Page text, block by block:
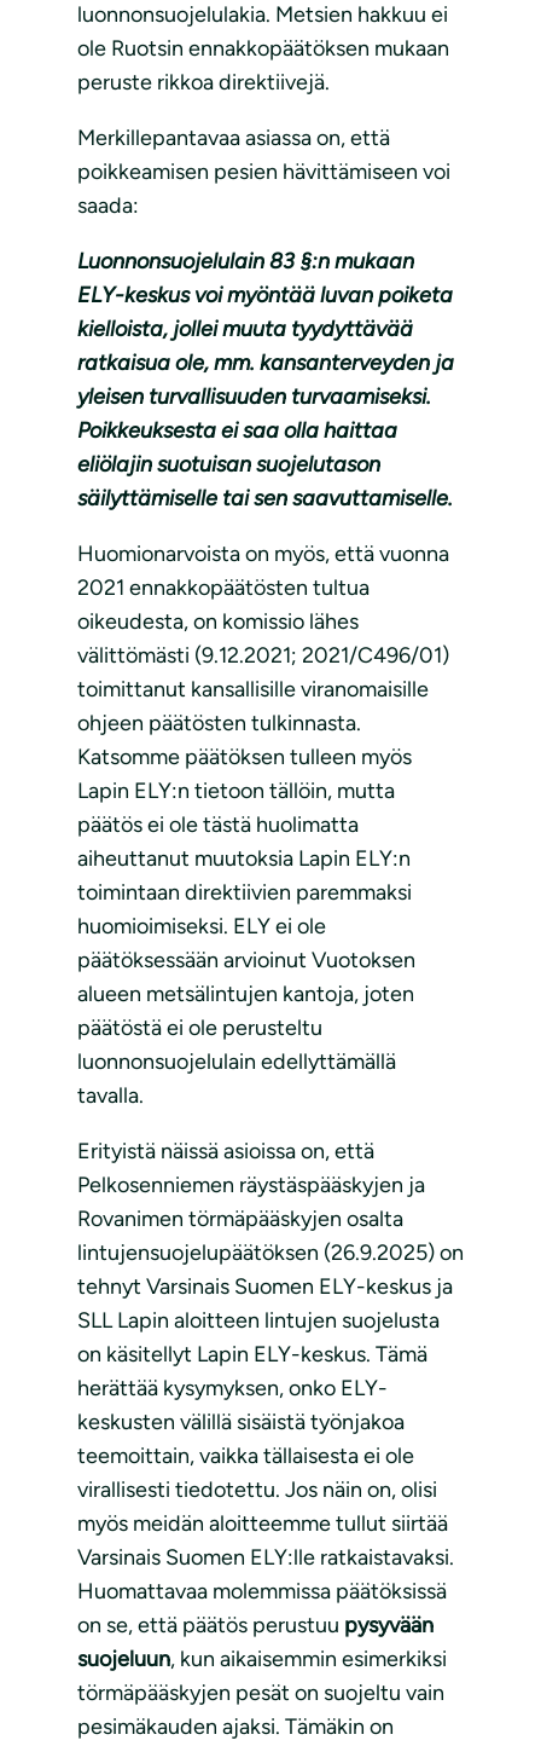
luonnonsuojelulakia. Metsien hakkuu ei
ole Ruotsin ennakkopäätöksen mukaan
peruste rikkoa direktiivejä.
Merkillepantavaa asiassa on, että
poikkeamisen pesien hävittämiseen voi
saada:
Luonnonsuojelulain 83 §:n mukaan
ELY-keskus voi myöntää luvan poiketa
kielloista, jollei muuta tyydyttävää
ratkaisua ole, mm. kansanterveyden ja
yleisen turvallisuuden turvaamiseksi.
Poikkeuksesta ei saa olla haittaa
eliölajin suotuisan suojelutason
säilyttämiselle tai sen saavuttamiselle.
Huomionarvoista on myös, että vuonna
2021 ennakkopäätösten tultua
oikeudesta, on komissio lähes
välittömästi (9.12.2021; 2021/C496/01)
toimittanut kansallisille viranomaisille
ohjeen päätösten tulkinnasta.
Katsomme päätöksen tulleen myös
Lapin ELY:n tietoon tällöin, mutta
päätös ei ole tästä huolimatta
aiheuttanut muutoksia Lapin ELY:n
toimintaan direktiivien paremmaksi
huomioimiseksi. ELY ei ole
päätöksessään arvioinut Vuotoksen
alueen metsälintujen kantoja, joten
päätöstä ei ole perusteltu
luonnonsuojelulain edellyttämällä
tavalla.
Erityistä näissä asioissa on, että
Pelkosenniemen räystäspääskyjen ja
Rovanimen törmäpääskyjen osalta
lintujensuojelupäätöksen (26.9.2025) on
tehnyt Varsinais Suomen ELY-keskus ja
SLL Lapin aloitteen lintujen suojelusta
on käsitellyt Lapin ELY-keskus. Tämä
herättää kysymyksen, onko ELY-
keskusten välillä sisäistä työnjakoa
teemoittain, vaikka tällaisesta ei ole
virallisesti tiedotettu. Jos näin on, olisi
myös meidän aloitteemme tullut siirtää
Varsinais Suomen ELY:lle ratkaistavaksi.
Huomattavaa molemmissa päätöksissä
on se, että päätös perustuu pysyvään
suojeluun, kun aikaisemmin esimerkiksi
törmäpääskyjen pesät on suojeltu vain
pesimäkauden ajaksi. Tämäkin on